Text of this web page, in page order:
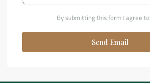
By submitting this form I agree to
Send Email